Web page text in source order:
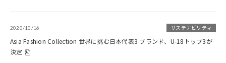
2020/10/16 サステナビリティ
Asia Fashion Collection 世界に挑む日本代表3 ブランド、U-18トップ3が
決定